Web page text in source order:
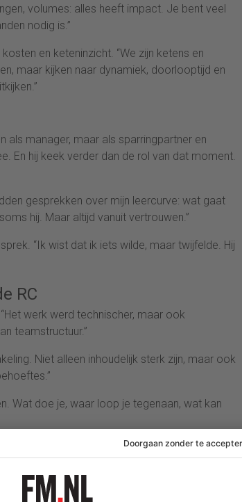
volumes: alles heeft impact. Je bent veel
nodig is.”
en keteninzicht. “We zijn ketens en
maar kijken naar dynamiek, doorlooptijd en
als manager, maar als sparringpartner en
En hij keek verder dan de rol van dat moment.
gesprekken over mijn leercurve: wat gaat
hij. Maar altijd vanuit vertrouwen.”
“Ik wist dat ik iets wilde, maar twijfelde. Hij
RC
werk werd technischer, maar ook
teamstructuur.”
Niet alleen inhoudelijk sterk zijn, maar ook
Wat doe je, waar loop je tegenaan, wat kan
die hij zocht. “De RC hielp me om scherper te
maar juist kijken naar de stapjes